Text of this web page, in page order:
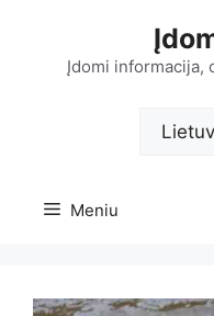
Įdomi informacija,
kalbą
Meniu